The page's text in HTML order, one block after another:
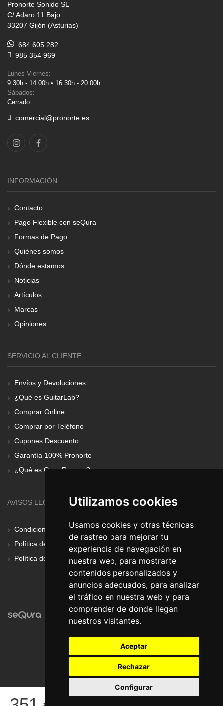
Utilizamos cookies
Usamos cookies y otras técnicas
de rastreo para mejorar tu
experiencia de navegación en
nuestra web, para mostrarte
contenidos personalizados y
anuncios adecuados, para analizar
el tráfico en nuestra web y para
comprender de donde llegan
nuestros visitantes.
Aceptar
Rechazar
Configurar
Pronorte Sonido SL
C/ Adaro 11 Bajo
33207 Gijón (Asturias)
684 605 282
985 354 969
Lunes-Viernes:
9:30h - 14:00h • 16:30h - 20:00h
Sábados:
Cerrado
comercial@pronorte.es
INFORMACIÓN
Contacto
Pago Flexible con seQura
Formas de Pago
Quiénes somos
Dónde estamos
Noticias
Artículos
Marcas
Opiniones
SERVICIO AL CLIENTE
Envíos y Devoluciones
¿Qué es GuitarLab?
Comprar Online
Comprar por Teléfono
Cupones Descuento
Garantía 100% Pronorte
¿Qué es Gear Renove?
AVISOS LEGALES
Condiciones Generales
Política de Cookies
Política de Privacidad
© Pronorte Sonido SL. Todos los derechos reservados.